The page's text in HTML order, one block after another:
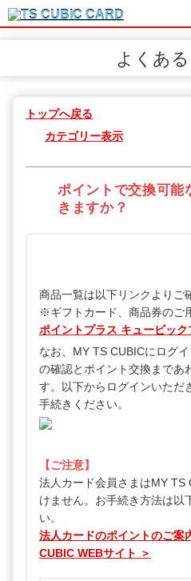
よくあ
トップへ戻る
カテゴリー表示
ポイントで交換可能
きますか？
商品一覧は以下リンクよりご
※ギフトカード、商品券のご
ポイントプラス キュービック
なお、MY TS CUBICにログ
の確認とポイント交換まであ
す。以下からログインいただ
手続きください。
【ご注意】
法人カード会員さまはMY TS
けません。お手続き方法は以
い。
法人カードのポイントのご案
CUBIC WEBサイト ＞